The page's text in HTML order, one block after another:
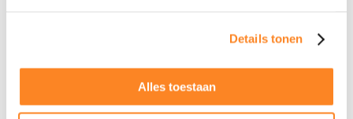
Details tonen
Alles toestaan